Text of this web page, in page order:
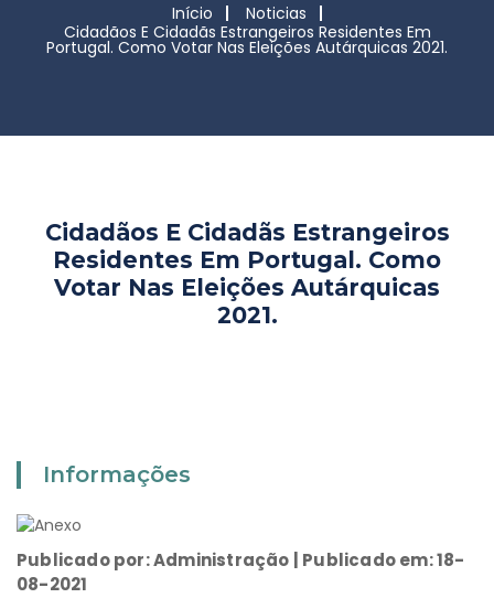
Início
Noticias
Cidadãos E Cidadãs Estrangeiros Residentes Em
Portugal. Como Votar Nas Eleições Autárquicas 2021.
Cidadãos E Cidadãs Estrangeiros
Residentes Em Portugal. Como
Votar Nas Eleições Autárquicas
2021.
Informações
Publicado por: Administração | Publicado em: 18-
08-2021